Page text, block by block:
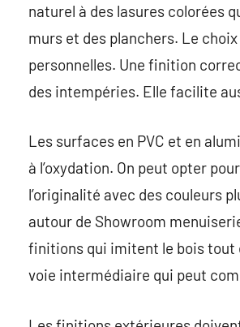
naturel à des lasures colorées
murs et des planchers. Le
personnelles. Une finition
des intempéries. Elle facilite
Les surfaces en PVC et en
à l’oxydation. On peut opter
l’originalité avec des couleurs
autour de Showroom
finitions qui imitent le bois tout
voie intermédiaire qui peut